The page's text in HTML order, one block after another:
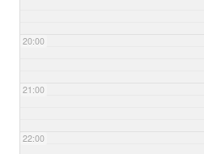
20:00
21:00
22:00